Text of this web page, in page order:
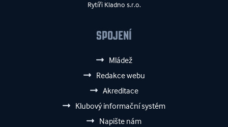
Rytíři Kladno s.r.o.
SPOJENÍ
Mládež
Redakce webu
Akreditace
Klubový informační systém
Napište nám